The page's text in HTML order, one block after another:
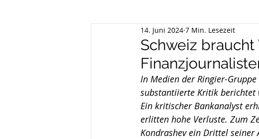
Allgemeine Meldungen
Schweiz
14. Juni 2024 7 Min. Lesezeit
In Medien der Ringier-
substantiierte Kritik berichtet
Ein kritischer Bankanalyst
erlitten hohe Verluste. Zum
Kondrashev ein Drittel seiner